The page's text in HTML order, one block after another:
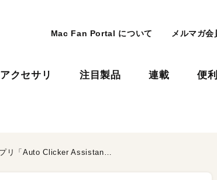
Mac Fan Portal について メルマガ会
アクセサリ 注目製品 連載 便
マウスを指定した間隔で自動クリックする！／Macアプリ「Auto Clicker Assistant」